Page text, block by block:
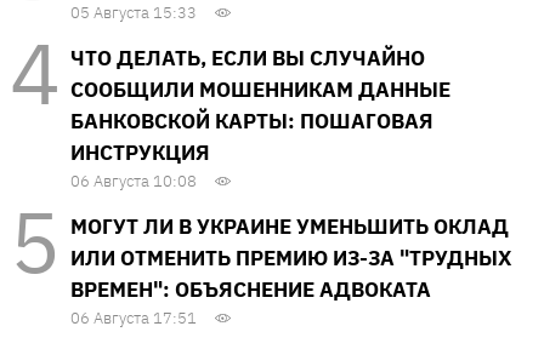
05 Августа 15:33
ЧТО ДЕЛАТЬ, ЕСЛИ ВЫ СЛУЧАЙНО
СООБЩИЛИ МОШЕННИКАМ ДАННЫЕ
БАНКОВСКОЙ КАРТЫ: ПОШАГОВАЯ
ИНСТРУКЦИЯ
06 Августа 10:08
МОГУТ ЛИ В УКРАИНЕ УМЕНЬШИТЬ ОКЛАД
ИЛИ ОТМЕНИТЬ ПРЕМИЮ ИЗ-ЗА "ТРУДНЫХ
ВРЕМЕН": ОБЪЯСНЕНИЕ АДВОКАТА
06 Августа 17:51